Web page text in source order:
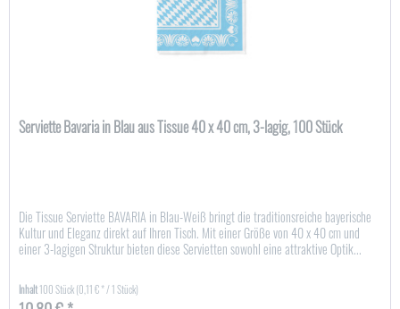
Serviette Bavaria in Blau aus Tissue 40 x 40 cm, 3-lagig, 100 Stück
Die Tissue Serviette BAVARIA in Blau-Weiß bringt die traditionsreiche bayerische
Kultur und Eleganz direkt auf Ihren Tisch. Mit einer Größe von 40 x 40 cm und
einer 3-lagigen Struktur bieten diese Servietten sowohl eine attraktive Optik...
Inhalt100 Stück(0,11 € * / 1 Stück)